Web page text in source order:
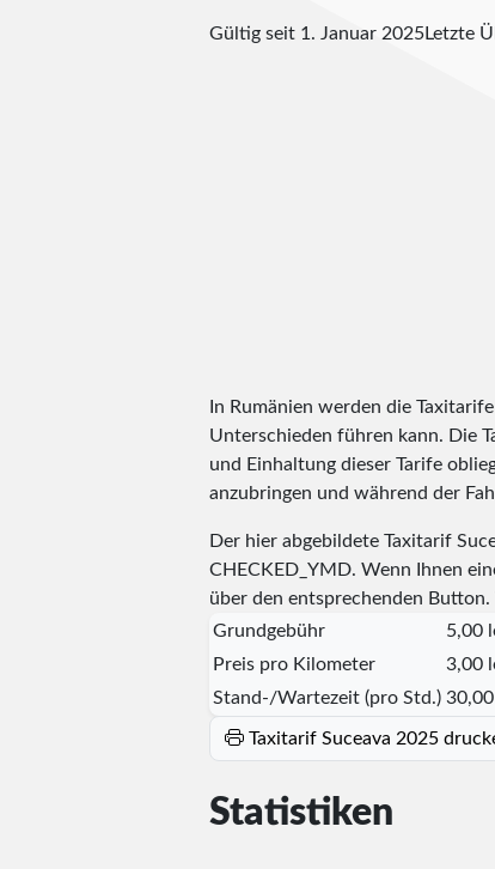
Gültig seit 1. Januar 2025Letzte
In Rumänien werden die
Unterschieden führen kann. Die
und Einhaltung dieser Tarife
anzubringen und während der
Der hier abgebildete Taxitarif
CHECKED_YMD. Wenn Ihnen
über den entsprechenden
Grundgebühr
5,00
Preis pro Kilometer
3,00
Stand-/Wartezeit (pro Std.)
Taxitarif Suceava 2025
Statistiken